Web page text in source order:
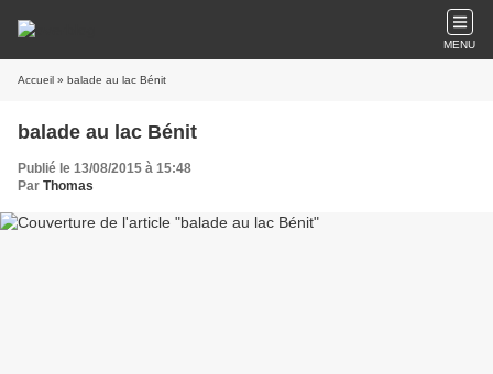
MENU
Accueil » balade au lac Bénit
balade au lac Bénit
Publié le 13/08/2015 à 15:48
Par Thomas